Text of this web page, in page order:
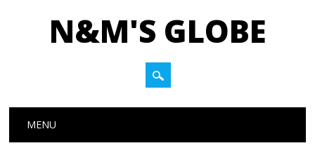
N&M'S GLOBE
Main menu
MENU